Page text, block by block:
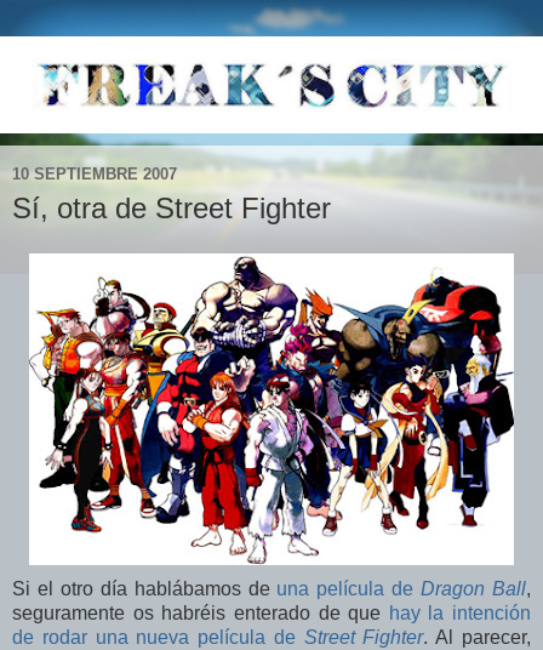
10 SEPTIEMBRE 2007
Sí, otra de Street Fighter
Si el otro día hablábamos de una película deDragon Ball,
seguramente os habréis enterado de que hay la intención
de rodar una nueva película de Street Fighter. Al parecer,